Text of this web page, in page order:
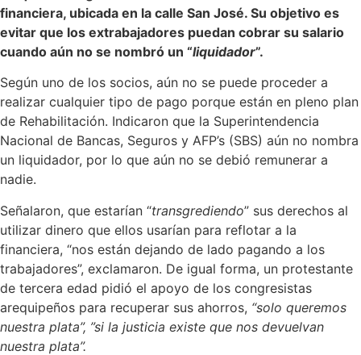
financiera, ubicada en la calle San José. Su objetivo es
evitar que los extrabajadores puedan cobrar su salario
cuando aún no se nombró un “liquidador”.
Según uno de los socios, aún no se puede proceder a
realizar cualquier tipo de pago porque están en pleno plan
de Rehabilitación. Indicaron que la Superintendencia
Nacional de Bancas, Seguros y AFP’s (SBS) aún no nombra
un liquidador, por lo que aún no se debió remunerar a
nadie.
Señalaron, que estarían “transgrediendo” sus derechos al
utilizar dinero que ellos usarían para reflotar a la
financiera, “nos están dejando de lado pagando a los
trabajadores”, exclamaron. De igual forma, un protestante
de tercera edad pidió el apoyo de los congresistas
arequipeños para recuperar sus ahorros, “solo queremos
nuestra plata”, ”si la justicia existe que nos devuelvan
nuestra plata”.